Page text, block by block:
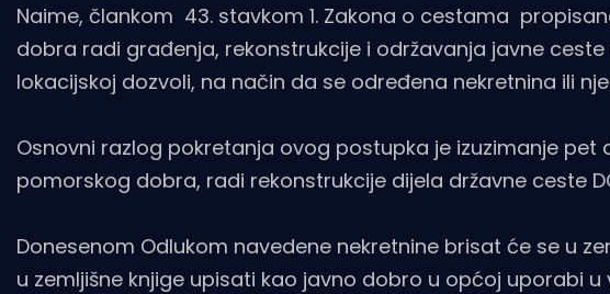
Naime, člankom 43. stavkom 1. Zakona o cestama
dobra radi građenja, rekonstrukcije i održavanja javne
lokacijskoj dozvoli, na način da se određena nekretnina ili
Osnovni razlog pokretanja ovog postupka je izuzimanje
pomorskog dobra, radi rekonstrukcije dijela državne ceste
Donesenom Odlukom navedene nekretnine brisat će se u
u zemljišne knjige upisati kao javno dobro u općoj uporabi u